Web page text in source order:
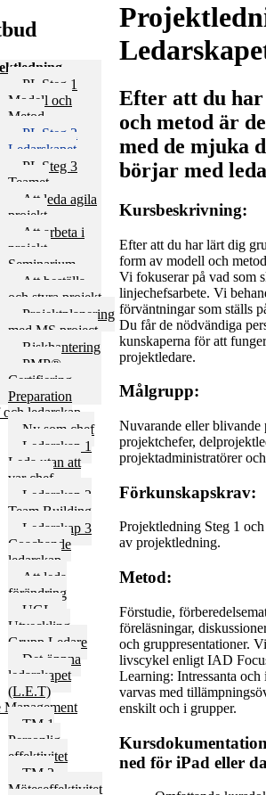
PL Steg 1
Modell och
Metod
PL Steg 2
Ledarskapet
PL Steg 3
Teamet
Att leda agila
projekt
Att arbeta i
projekt,
Seminarium
Att beställa
och styra projekt
Projektplanering
med MS project
Riskhantering
PMP®
Certifiering
Preparation
ledarskap
Ny som chef
Ledarskap 1
Leda utan att
var chef
Ledarskap 2
Team Building
Ledarskap 3
Coachande
ledarskap
Att leda
förändring
UGL –
Utveckling
Grupp Ledare
Det öppna
ledarskapet
(L.E.T)
Management
TM 1
Personlig
effektivitet
TM 2
Möteseffektivitet
Efter att du
och metod är
med de mjuka
börjar med
Kursbeskrivning:
Efter att du har lärt dig
form av modell och
Vi fokuserar på vad som
linjechefsarbete. Vi
förväntningar som ställs
Du får de nödvändiga
kunskaperna för att
projektledare.
Målgrupp:
Nuvarande eller blivande
projektchefer,
projektadministratörer
Förkunskapskrav:
Projektledning Steg 1
av projektledning.
Metod:
Förstudie,
föreläsningar,
och gruppresentationer.
livscykel enligt IAD
Learning: Intressanta
varvas med
enskilt och i grupper.
ned för iPad eller